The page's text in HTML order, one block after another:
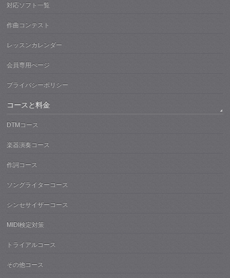
対応ソフト一覧
作曲コンテスト
レッスンカレンダー
会員専用ぺージ
プライバシーポリシー
コースと料金
DTMコース
楽器演奏コース
作詞コース
ソングライターコース
シンセサイザーコース
MIDI検定対策
トライアルコース
その他コース